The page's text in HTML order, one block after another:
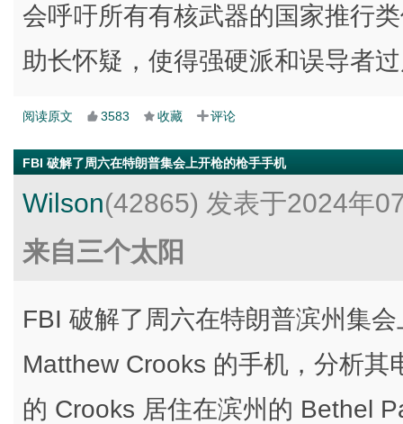
会呼吁所有有核武器的国家推行
助长怀疑，使得强硬派和误导者
阅读原文 3583 收藏 评论
FBI 破解了周六在特朗普集会上开枪的枪手手机
Wilson(42865) 发表于2024年
来自三个太阳
FBI 破解了周六在特朗普滨州集
Matthew Crooks 的手机，分析
的 Crooks 居住在滨州的 Bethel